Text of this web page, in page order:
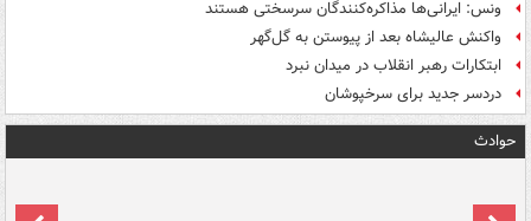
ونس: ایرانی‌ها مذاکره‌کنندگان سرسختی هستند
واکنش عالیشاه بعد از پیوستن به گل‌گهر
ابتکارات رهبر انقلاب در میدان نبرد
دردسر جدید برای سرخپوشان
حوادث